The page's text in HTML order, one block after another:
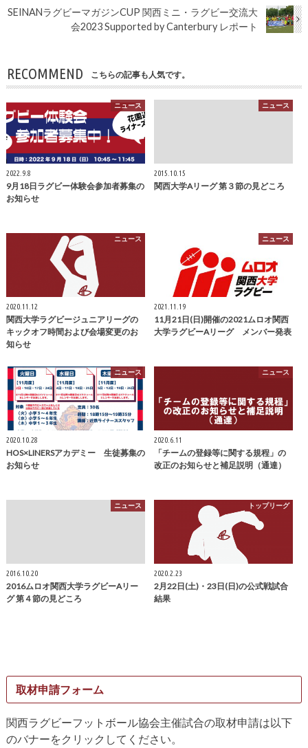
SEINANラグビーマガジンCUP 関西ミニ・ラグビー交流大
会2023 Supported by Canterbury レポート
RECOMMEND こちらの記事も人気です。
ニュース
2022.9.8
9月18日ラグビー体験会参加者募集の
お知らせ
ニュース
2015.10.15
関西大学Aリーグ 第３節の見どころ
ニュース
2020.11.12
関西大学ラグビージュニアリーグの
キックオフ時間および会場変更のお
知らせ
ニュース
2021.11.19
11月21日(日)開催の2021ムロオ関西
大学ラグビーAリーグ メンバー発表
ニュース
2020.10.28
HOS×LINERSアカデミー 生徒募集の
お知らせ
ニュース
2020.6.11
「チームの登録等に関する規程」の
改正のお知らせと補足説明（通達）
ニュース
2016.10.20
2016ムロオ関西大学ラグビーAリー
グ 第４節の見どころ
トップリーグ
2020.2.23
2月22日(土)・23日(日)の公式戦試合
結果
取材申請フォーム
関西ラグビーフットボール協会主催試合の取材申請は以下
のバナーをクリックしてください。